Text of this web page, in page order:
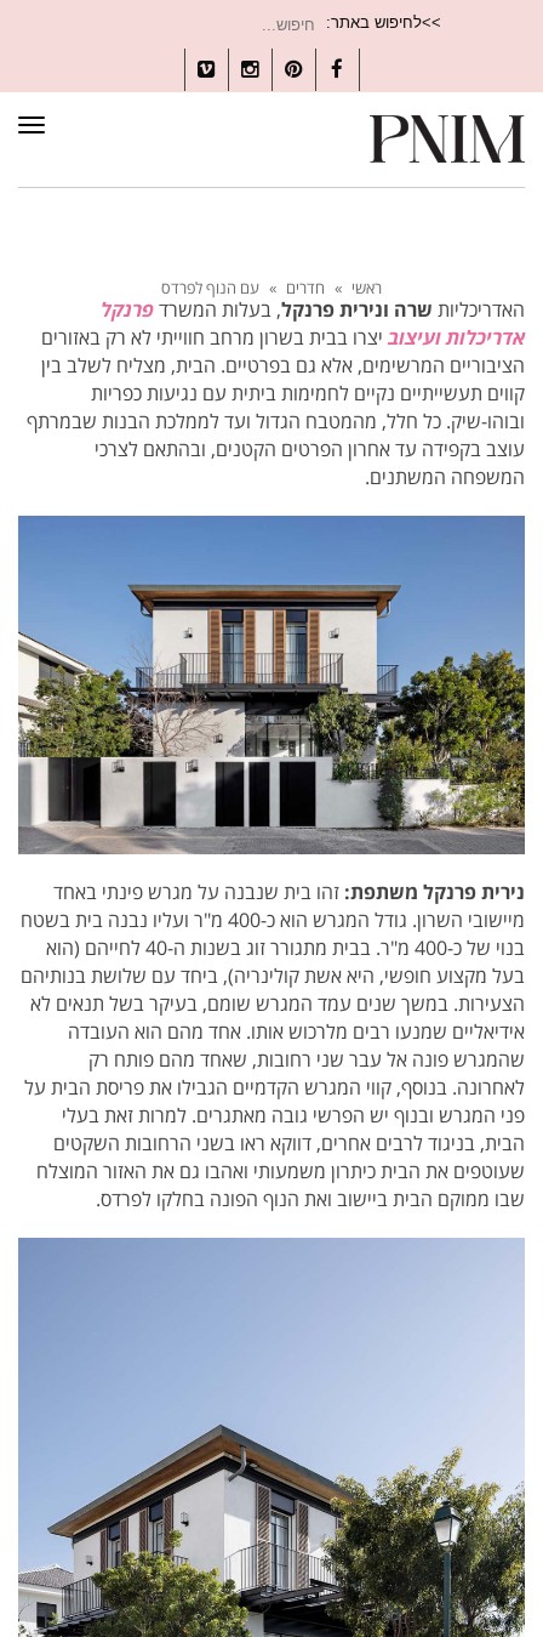
>>לחיפוש באתר:
עבור:
Facebook
Pinterest
Instagram
Vimeo
ראשי » חדרים » עם הנוף לפרדס
האדריכליות שרה ונירית פרנקל, בעלות המשרדפרנקל
אדריכלות ועיצוביצרו בבית בשרון מרחב חווייתי לא רק באזורים
הציבוריים המרשימים, אלא גם בפרטיים. הבית, מצליח לשלב בין
קווים תעשייתיים נקיים לחמימות ביתית עם נגיעות כפריות
ובוהו-שיק. כל חלל, מהמטבח הגדול ועד לממלכת הבנות שבמרתף
עוצב בקפידה עד אחרון הפרטים הקטנים, ובהתאם לצרכי
המשפחה המשתנים.
נירית פרנקל משתפת: זהו בית שנבנה על מגרש פינתי באחד
מיישובי השרון. גודל המגרש הוא כ-400 מ"ר ועליו נבנה בית בשטח
בנוי של כ-400 מ"ר. בבית מתגורר זוג בשנות ה-40 לחייהם (הוא
בעל מקצוע חופשי, היא אשת קולינריה), ביחד עם שלושת בנותיהם
הצעירות. במשך שנים עמד המגרש שומם, בעיקר בשל תנאים לא
אידיאליים שמנעו רבים מלרכוש אותו. אחד מהם הוא העובדה
שהמגרש פונה אל עבר שני רחובות, שאחד מהם פותח רק
לאחרונה. בנוסף, קווי המגרש הקדמיים הגבילו את פריסת הבית על
פני המגרש ובנוף יש הפרשי גובה מאתגרים. למרות זאת בעלי
הבית, בניגוד לרבים אחרים, דווקא ראו בשני הרחובות השקטים
שעוטפים את הבית כיתרון משמעותי ואהבו גם את האזור המוצלח
שבו ממוקם הבית ביישוב ואת הנוף הפונה בחלקו לפרדס.